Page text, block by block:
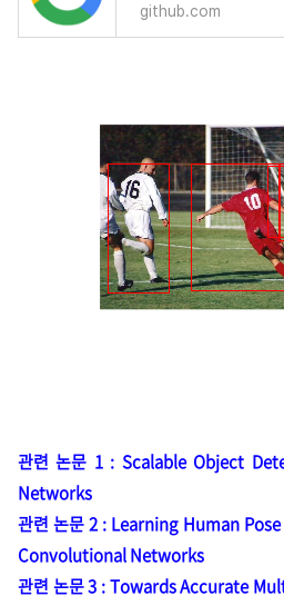
github.com
관련 논문 1 : Scalable Object
Networks
관련 논문 2 : Learning Human
Convolutional Networks
관련 논문 3 :Towards Accurate